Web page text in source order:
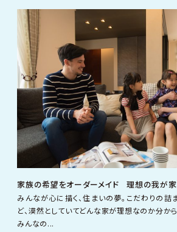
家族の希望をオーダーメイド 理想の我が
みんなが心に描く、住まいの夢。こだわりの詰
ど、漠然としていてどんな家が理想なのか分か
みんなの...